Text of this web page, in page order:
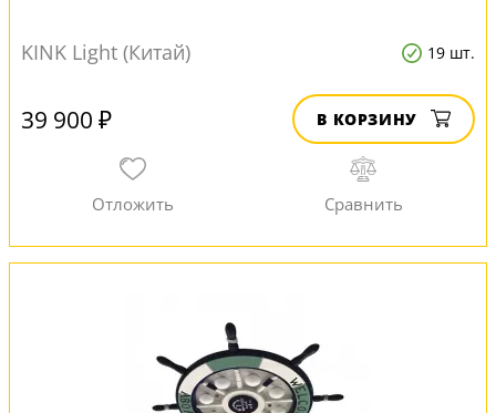
KINK Light (Китай) 19 шт.
39 900 ₽ В КОРЗИНУ